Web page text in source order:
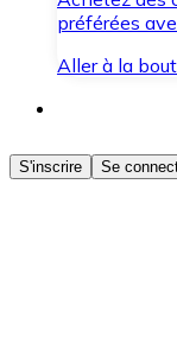
préférées
Aller à la
Acheter des
Achetez les
S'inscrire Se